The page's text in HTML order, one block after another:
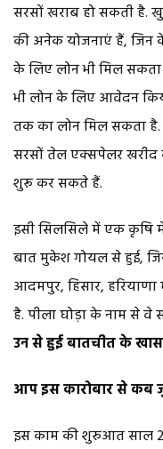
सरसों खराब हो सकती है.
की अनेक योजनाएं हैं, जिन
के लिए लोन भी मिल सकता
भी लोन के लिए आवेदन
तक का लोन मिल सकता
सरसों तेल एक्सपेलर खरीद
शुरू कर सकते हैं.
इसी सिलसिले में एक कृषि
बात मुकेश गोयल से हुई,
आदमपुर, हिसार,
है. पीला घोड़ा के नाम से वे
उन से हुई बातचीत के
आप इस कारोबार से
इस काम की शुरुआत साल